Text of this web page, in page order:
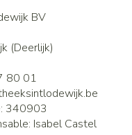
BV
(Deerlijk)
80 01
340903
Isabel Castel